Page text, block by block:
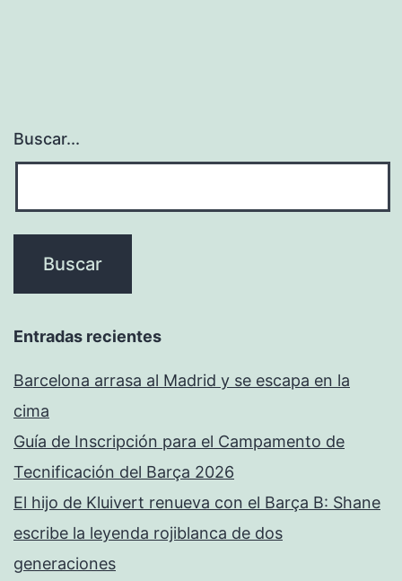
Buscar...
Entradas recientes
Barcelona arrasa al Madrid y se escapa en la
cima
Guía de Inscripción para el Campamento de
Tecnificación del Barça 2026
El hijo de Kluivert renueva con el Barça B: Shane
escribe la leyenda rojiblanca de dos
generaciones